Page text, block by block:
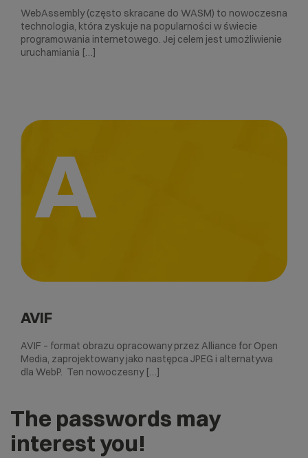
WebAssembly (często skracane do WASM) to nowoczesna
technologia, która zyskuje na popularności w świecie
programowania internetowego. Jej celem jest umożliwienie
uruchamiania […]
A
AVIF
AVIF – format obrazu opracowany przez Alliance for Open
Media, zaprojektowany jako następca JPEG i alternatywa
dla WebP. Ten nowoczesny […]
The passwords may
interest you!